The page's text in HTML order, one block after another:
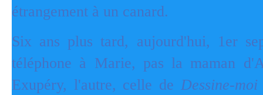
étrangement à un canard.
Six ans plus tard, aujourd'hui, 1er
téléphone à Marie, pas la maman
Exupéry, l'autre, celle de Dessine-